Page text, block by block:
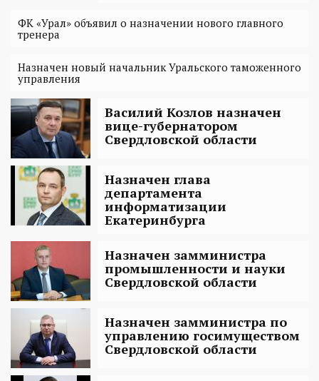
ФК «Урал» объявил о назначении нового главного
тренера
Назначен новый начальник Уральского таможенного
управления
Василий Козлов назначен
вице-губернатором
Свердловской области
Назначен глава
департамента
информатизации
Екатеринбурга
Назначен замминистра
промышленности и науки
Свердловской области
Назначен замминистра по
управлению госимуществом
Свердловской области